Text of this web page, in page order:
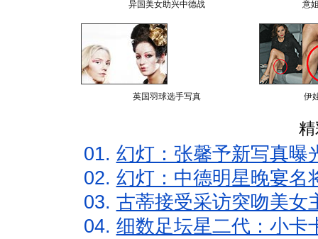
异国美女助兴中德战 意
英国羽球选手写真 伊
01. 幻灯：张馨予新写真曝
02. 幻灯：中德明星晚宴名
03. 古蒂接受采访突吻美女
04. 细数足坛星二代：小卡